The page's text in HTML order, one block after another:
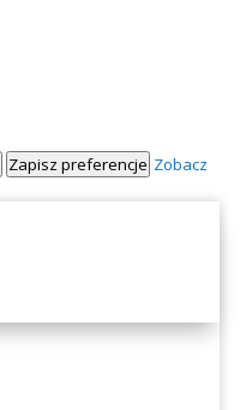
Zapisz preferencje Zobacz